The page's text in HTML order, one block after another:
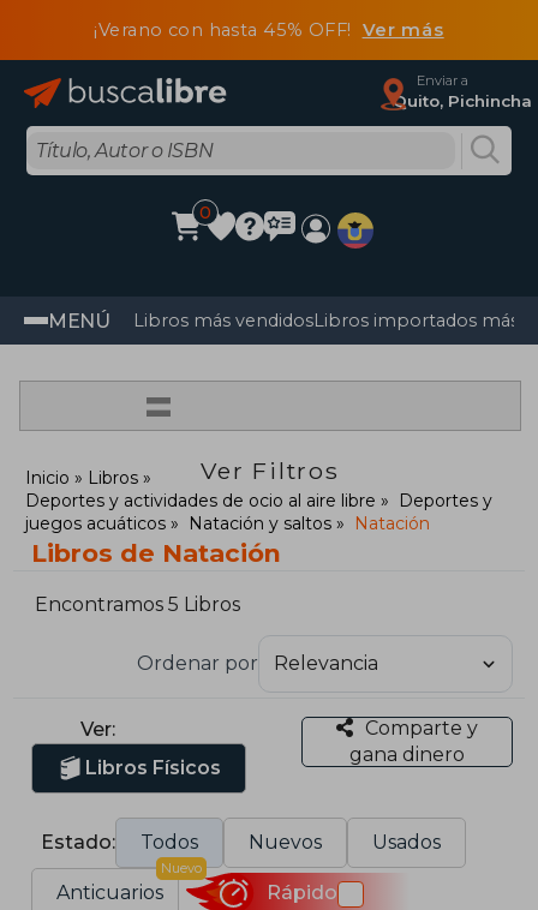
¡Verano con hasta 45% OFF! Ver más
Enviar a
Quito, Pichincha
0
MENÚ Libros más vendidosLibros importados más
=
Ver Filtros
Inicio
Libros
Deportes y actividades de ocio al aire libre
Deportes y
juegos acuáticos
Natación y saltos Natación
Libros de Natación
Encontramos 5 Libros
Ordenar por
Ver:
Libros Físicos
Comparte y
gana dinero
Estado: Todos Nuevos Usados
Anticuarios
Nuevo
Rápido